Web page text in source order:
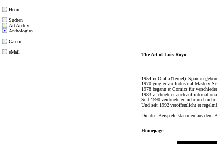
Home
Suchen
Art Archiv
Anthologien
Galerie
eMail
The Art of Luis Royo
1954 in Olalla (Teruel), Spanien
1970 ging er zur Industrial Mastery
1978 begann er Comics für
1983 zeichnete er auch auf
Seit 1990 zeichnete er mehr und mehr
Und seit 1992 veröffentlicht er
Die drei Beispiele stammen aus
Homepage